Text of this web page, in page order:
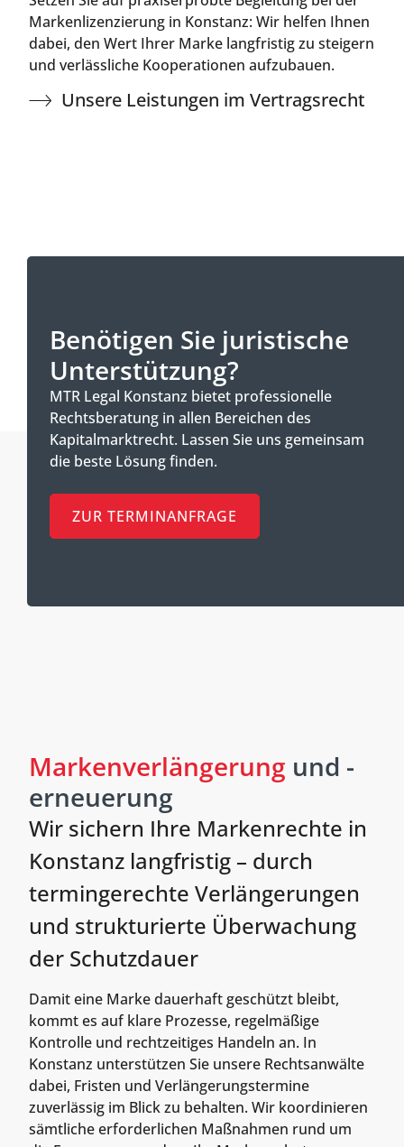
Markenlizenzierung in Konstanz: Wir helfen Ihnen
dabei, den Wert Ihrer Marke langfristig zu steigern
und verlässliche Kooperationen aufzubauen.
Unsere Leistungen im Vertragsrecht
Benötigen Sie juristische
Unterstützung?
MTR Legal Konstanz bietet professionelle
Rechtsberatung in allen Bereichen des
Kapitalmarktrecht. Lassen Sie uns gemeinsam
die beste Lösung finden.
ZUR TERMINANFRAGE
Markenverlängerung und -
erneuerung
Wir sichern Ihre Markenrechte in
Konstanz langfristig – durch
termingerechte Verlängerungen
und strukturierte Überwachung
der Schutzdauer
Damit eine Marke dauerhaft geschützt bleibt,
kommt es auf klare Prozesse, regelmäßige
Kontrolle und rechtzeitiges Handeln an. In
Konstanz unterstützen Sie unsere Rechtsanwälte
dabei, Fristen und Verlängerungstermine
zuverlässig im Blick zu behalten. Wir koordinieren
sämtliche erforderlichen Maßnahmen rund um